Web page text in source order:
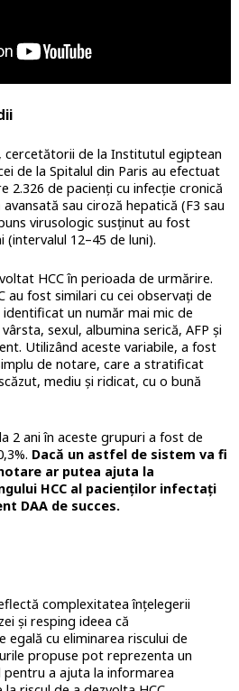
cercetătorii de la Institutul egiptean
de la Spitalul din Paris au efectuat
2.326 de pacienți cu infecție cronică
sau ciroză hepatică (F3 sau
virusologic susținut au fost
12–45 de luni).
HCC în perioada de urmărire.
au fost similari cu cei observați de
un număr mai mic de
sexul, albumina serică, AFP și
Utilizând aceste variabile, a fost
de notare, care a stratificat
mediu și ridicat, cu o bună
2 ani în aceste grupuri a fost de
Dacă un astfel de sistem va fi
ar putea ajuta la
HCC al pacienților infectați
DAA de succes.
complexitatea înțelegerii
și resping ideea că
egală cu eliminarea riscului de
propuse pot reprezenta un
a ajuta la informarea